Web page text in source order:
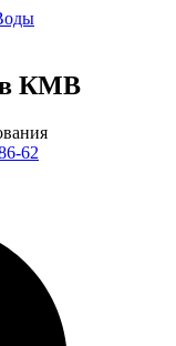
в КМВ
62